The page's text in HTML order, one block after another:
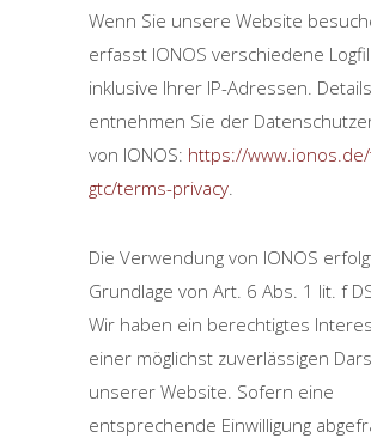
Wenn Sie unsere Website
erfasst IONOS verschiedene
inklusive Ihrer IP-Adressen. Details
entnehmen Sie der
von IONOS: https://
gtc/terms-privacy.
Die Verwendung von IONOS
Grundlage von Art. 6 Abs. 1 lit. f
Wir haben ein berechtigtes
einer möglichst zuverlässigen
unserer Website. Sofern eine
entsprechende Einwilligung